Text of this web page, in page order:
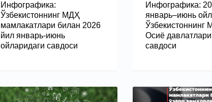
Инфографика:
Ўзбекистоннинг МДҲ
мамлакатлари билан 2026
йил январь-июнь
ойларидаги савдоси
Инфографика:
январь–июнь
Ўзбекистоннинг
Осиё
савдоси